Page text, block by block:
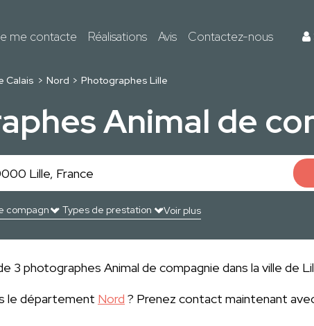
me contacte Réalisations Avis Contactez-nous
Calais Nord Photographes Lille
Animal de
Voir plus
3 photographes Animal de compagnie dans la ville de
le département Nord ? Prenez contact maintenant